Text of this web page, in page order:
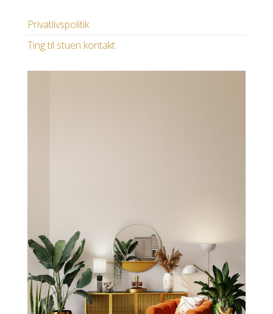
Privatlivspolitik
Ting til stuen kontakt